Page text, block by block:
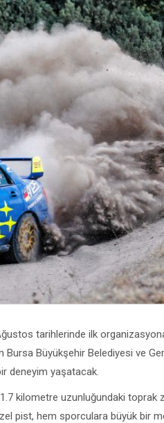
tarihlerinde ilk
Bursa Büyükşehir Belediyesi ve
deneyim yaşatacak.
kilometre uzunluğundaki toprak
pist, hem sporculara büyük bir